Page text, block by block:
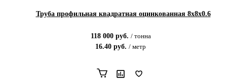
Труба профильная квадратная оцинкованная 8х8х0.6
118 000руб. / тонна
16.40 руб. / метр